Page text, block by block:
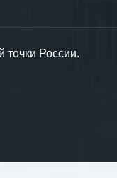
России.